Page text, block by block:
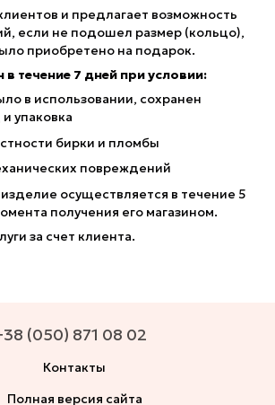
и предлагает возможность
если не подошел размер (кольцо),
приобретено на подарок.
течение 7 дней при условии:
в использовании, сохранен
упаковка
бирки и пломбы
повреждений
осуществляется в течение 5
получения его магазином.
за счет клиента.
(050) 871 08 02
Контакты
Полная версия сайта